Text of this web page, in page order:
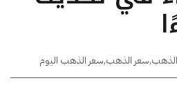
الذهب,سعر الذهب,سعر الذهب اليوم